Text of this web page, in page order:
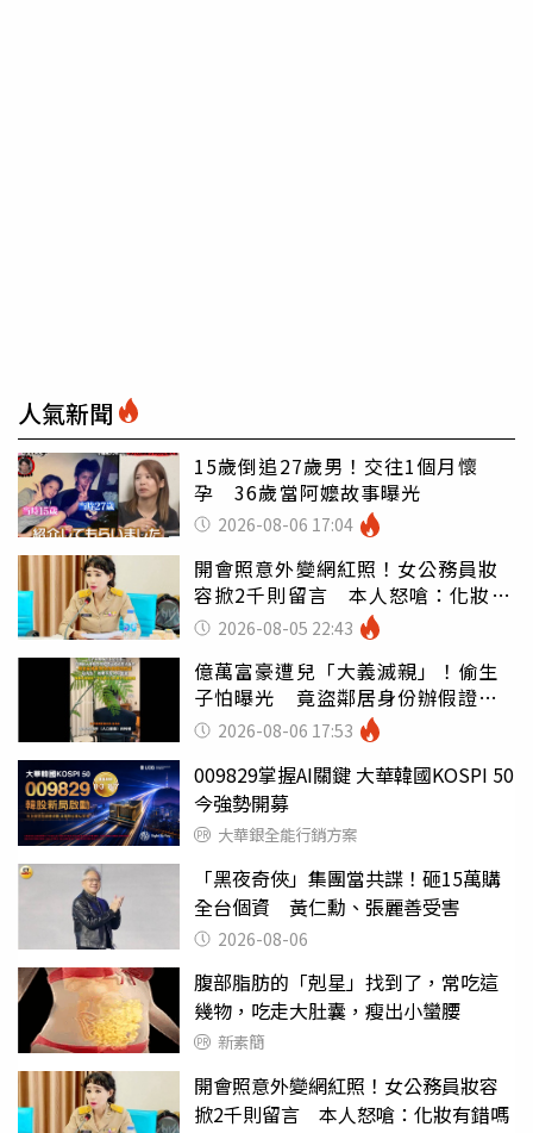
人氣新聞
15歲倒追27歲男！交往1個月懷
孕 36歲當阿嬤故事曝光
2026-08-06 17:04
開會照意外變網紅照！女公務員妝
容掀2千則留言 本人怒嗆：化妝有
錯嗎2026-08-05 22:43
億萬富豪遭兒「大義滅親」！偷生
子怕曝光 竟盜鄰居身份辦假證落
戶 2026-08-06 17:53
009829掌握AI關鍵 大華韓國KOSPI 50
今強勢開募
大華銀全能行銷方案
「黑夜奇俠」集團當共諜！砸15萬購
全台個資 黃仁勳、張麗善受害
2026-08-06
腹部脂肪的「剋星」找到了，常吃這
幾物，吃走大肚囊，瘦出小蠻腰
新素簡
開會照意外變網紅照！女公務員妝容
掀2千則留言 本人怒嗆：化妝有錯嗎